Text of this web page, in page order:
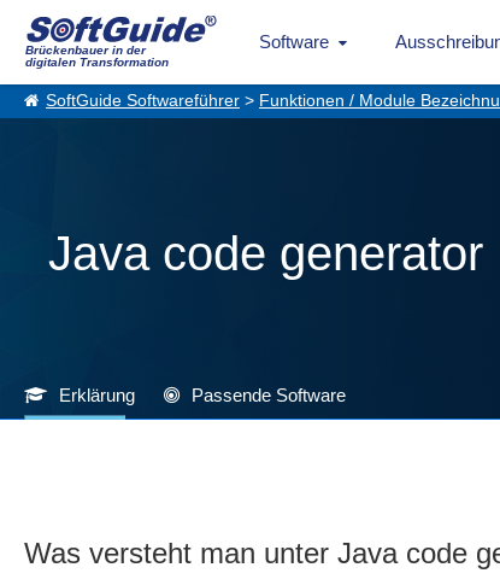
Brückenbauer in der
digitalen Transformation
Software
SoftGuide Softwareführer > Funktionen / Module
Java code generator
Erklärung Passende Software
Was versteht man unter Java code